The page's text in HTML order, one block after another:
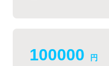
100000 円